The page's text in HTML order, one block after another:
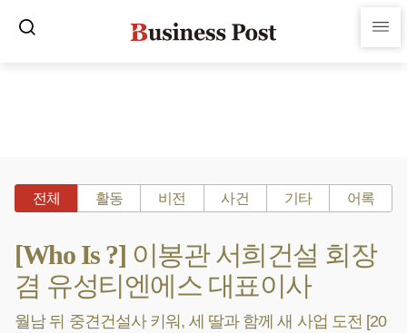
전체 활동 비전 사건 기타 어록
[Who Is ?] 이봉관 서희건설 회장
겸 유성티엔에스 대표이사
월남 뒤 중견건설사 키워, 세 딸과 함께 새 사업 도전 [20